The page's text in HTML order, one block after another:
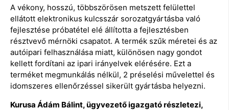
A vékony, hosszú, többszörösen metszett felülettel
ellátott elektronikus kulcsszár sorozatgyártásba való
fejlesztése próbatétel elé állította a fejlesztésben
résztvevő mérnöki csapatot. A termék szűk méretei és az
autóipari felhasználása miatt, különösen nagy gondot
kellett fordítani az ipari irányelvek elérésére. Ezt a
terméket megmunkálás nélkül, 2 préselési művelettel és
idomszeres ellenőrzéssel sikerült gyártásba helyezni.
Kurusa Ádám Bálint, ügyvezető igazgató részletezi,